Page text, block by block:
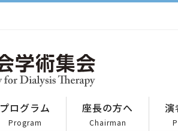
プログラム
Program
座長の方へ
Chairman
演